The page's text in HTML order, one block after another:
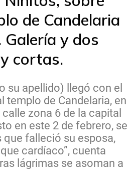
de Candelaria
Galería y dos
cortas.
su apellido) llegó con el
templo de Candelaria, en
calle zona 6 de la capital
en este 2 de febrero, se
que falleció su esposa,
cardíaco”, cuenta
lágrimas se asoman a